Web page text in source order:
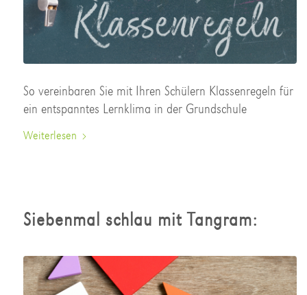
So vereinbaren Sie mit Ihren Schülern Klassenregeln für
ein entspanntes Lernklima in der Grundschule
Weiterlesen
Siebenmal schlau mit Tangram: